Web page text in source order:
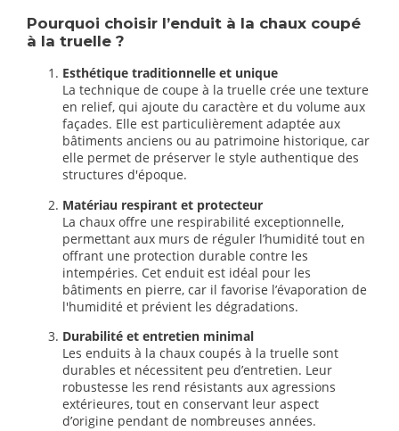
Pourquoi choisir l’enduit à la chaux coupé
à la truelle ?
Esthétique traditionnelle et unique
La technique de coupe à la truelle crée une texture
en relief, qui ajoute du caractère et du volume aux
façades. Elle est particulièrement adaptée aux
bâtiments anciens ou au patrimoine historique, car
elle permet de préserver le style authentique des
structures d'époque.
Matériau respirant et protecteur
La chaux offre une respirabilité exceptionnelle,
permettant aux murs de réguler l’humidité tout en
offrant une protection durable contre les
intempéries. Cet enduit est idéal pour les
bâtiments en pierre, car il favorise l’évaporation de
l'humidité et prévient les dégradations.
Durabilité et entretien minimal
Les enduits à la chaux coupés à la truelle sont
durables et nécessitent peu d’entretien. Leur
robustesse les rend résistants aux agressions
extérieures, tout en conservant leur aspect
d’origine pendant de nombreuses années.